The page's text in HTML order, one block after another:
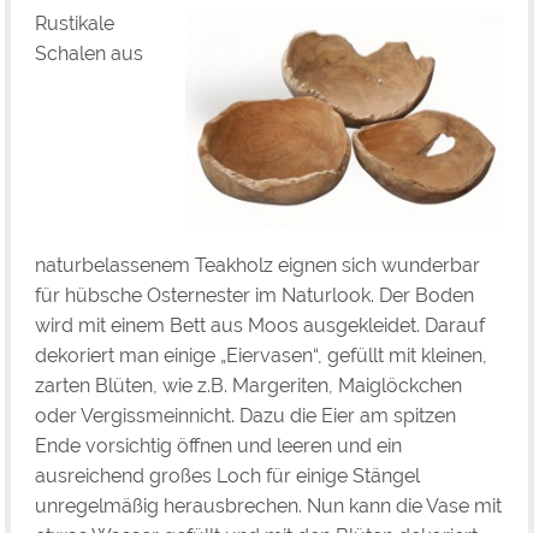
Rustikale
Schalen aus
naturbelassenem Teakholz eignen sich wunderbar
für hübsche Osternester im Naturlook. Der Boden
wird mit einem Bett aus Moos ausgekleidet. Darauf
dekoriert man einige „Eiervasen“, gefüllt mit kleinen,
zarten Blüten, wie z.B. Margeriten, Maiglöckchen
oder Vergissmeinnicht. Dazu die Eier am spitzen
Ende vorsichtig öffnen und leeren und ein
ausreichend großes Loch für einige Stängel
unregelmäßig herausbrechen. Nun kann die Vase mit